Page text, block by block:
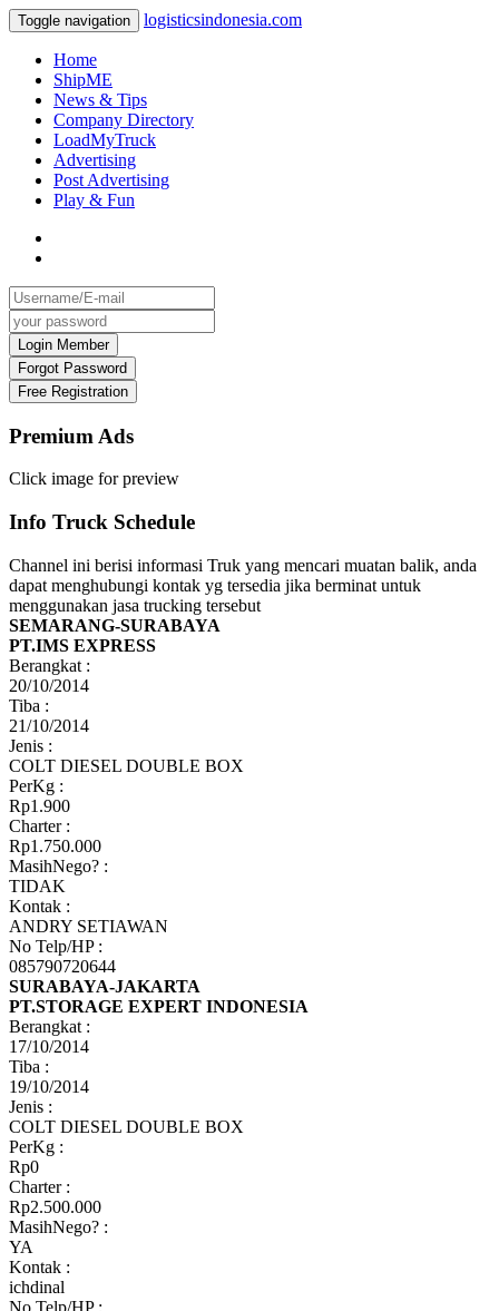
Toggle navigation logisticsindonesia.com
Home
ShipME
News & Tips
Company Directory
LoadMyTruck
Advertising
Post Advertising
Play & Fun
Premium Ads
Click image for preview
Info Truck Schedule
Channel ini berisi informasi Truk yang mencari muatan balik, anda
dapat menghubungi kontak yg tersedia jika berminat untuk
menggunakan jasa trucking tersebut
SEMARANG-SURABAYA
PT.IMS EXPRESS
Berangkat :
20/10/2014
Tiba :
21/10/2014
Jenis :
COLT DIESEL DOUBLE BOX
PerKg :
Rp1.900
Charter :
Rp1.750.000
MasihNego? :
TIDAK
Kontak :
ANDRY SETIAWAN
No Telp/HP :
085790720644
SURABAYA-JAKARTA
PT.STORAGE EXPERT INDONESIA
Berangkat :
17/10/2014
Tiba :
19/10/2014
Jenis :
COLT DIESEL DOUBLE BOX
PerKg :
Rp0
Charter :
Rp2.500.000
MasihNego? :
YA
Kontak :
ichdinal
No Telp/HP :